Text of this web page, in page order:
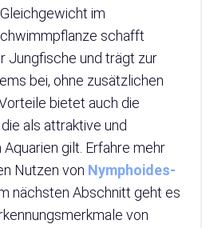
im
schafft
Jungfische und trägt zur
bei, ohne zusätzlichen
bietet auch die
als attraktive und
gilt. Erfahre mehr
Nutzen von Nymphoides-
nächsten Abschnitt geht es
von